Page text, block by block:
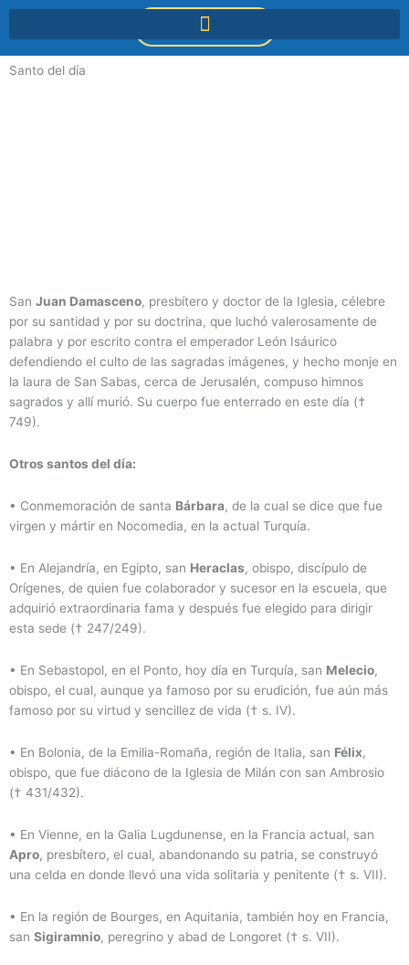
DONACIONES
Santo del día
San Juan Damasceno, presbítero y doctor de la Iglesia, célebre
por su santidad y por su doctrina, que luchó valerosamente de
palabra y por escrito contra el emperador León Isáurico
defendiendo el culto de las sagradas imágenes, y hecho monje en
la laura de San Sabas, cerca de Jerusalén, compuso himnos
sagrados y allí murió. Su cuerpo fue enterrado en este día (†
749).
Otros santos del día:
• Conmemoración de santa Bárbara, de la cual se dice que fue
virgen y mártir en Nocomedia, en la actual Turquía.
• En Alejandría, en Egipto, san Heraclas, obispo, discípulo de
Orígenes, de quien fue colaborador y sucesor en la escuela, que
adquirió extraordinaria fama y después fue elegido para dirigir
esta sede († 247/249).
• En Sebastopol, en el Ponto, hoy día en Turquía, san Melecio,
obispo, el cual, aunque ya famoso por su erudición, fue aún más
famoso por su virtud y sencillez de vida († s. IV).
• En Bolonia, de la Emilia-Romaña, región de Italia, san Félix,
obispo, que fue diácono de la Iglesia de Milán con san Ambrosio
(† 431/432).
• En Vienne, en la Galia Lugdunense, en la Francia actual, san
Apro, presbítero, el cual, abandonando su patria, se construyó
una celda en donde llevó una vida solitaria y penitente († s. VII).
• En la región de Bourges, en Aquitania, también hoy en Francia,
san Sigiramnio, peregrino y abad de Longoret († s. VII).